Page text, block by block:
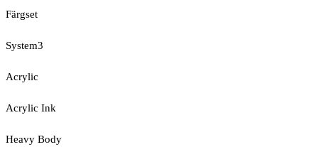
Färgset
System3
Acrylic
Acrylic Ink
Heavy Body